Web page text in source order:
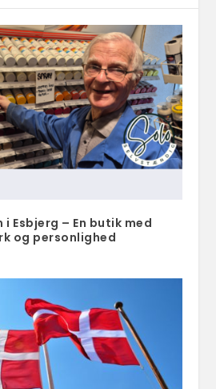
Esbjerg – En butik med
og personlighed